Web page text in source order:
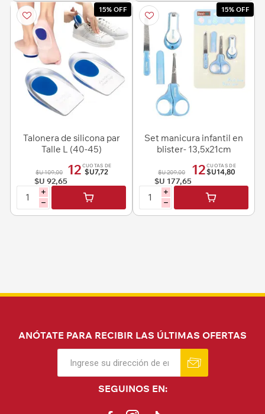
15% OFF
Talonera de silicona par
Talle L (40-45)
$U 109,00
$U 92,65
12 CUOTAS DE
$U7,72
i
h
15% OFF
Set manicura infantil en
blister- 13,5x21cm
$U 209,00
$U 177,65
12 CUOTAS DE
$U14,80
i
h
ANÓTATE PARA RECIBIR LAS ÚLTIMAS OFERTAS
SEGUINOS EN: